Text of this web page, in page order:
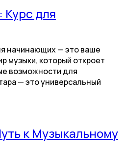
Курс для
начинающих — это ваше
музыки, который откроет
возможности для
— это универсальный
к Музыкальному